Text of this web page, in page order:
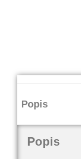
Popis
Popis